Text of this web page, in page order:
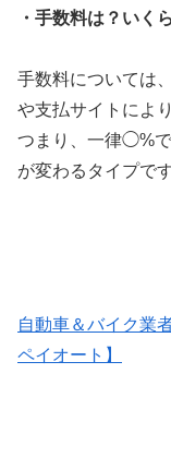
・手数料は？いく
手数料については
や支払サイトによ
つまり、一律◯%
が変わるタイプです
自動車＆バイク業
ペイオート】